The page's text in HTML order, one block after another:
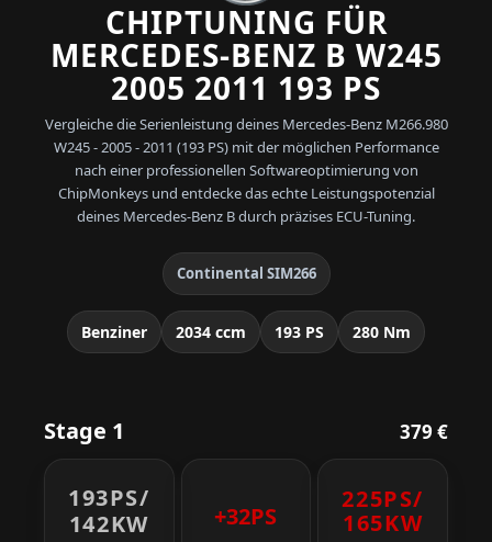
CHIPTUNING FÜR
MERCEDES-BENZ B W245
2005 2011 193 PS
Vergleiche die Serienleistung deines Mercedes-Benz M266.980
W245 - 2005 - 2011 (193 PS) mit der möglichen Performance
nach einer professionellen Softwareoptimierung von
ChipMonkeys und entdecke das echte Leistungspotenzial
deines Mercedes-Benz B durch präzises ECU-Tuning.
Continental SIM266
Benziner 2034 ccm 193 PS 280 Nm
Stage 1 379 €
193PS/
142KW
+32PS
225PS/
165KW